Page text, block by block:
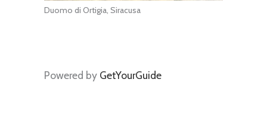
Duomo di Ortigia, Siracusa
Powered by GetYourGuide